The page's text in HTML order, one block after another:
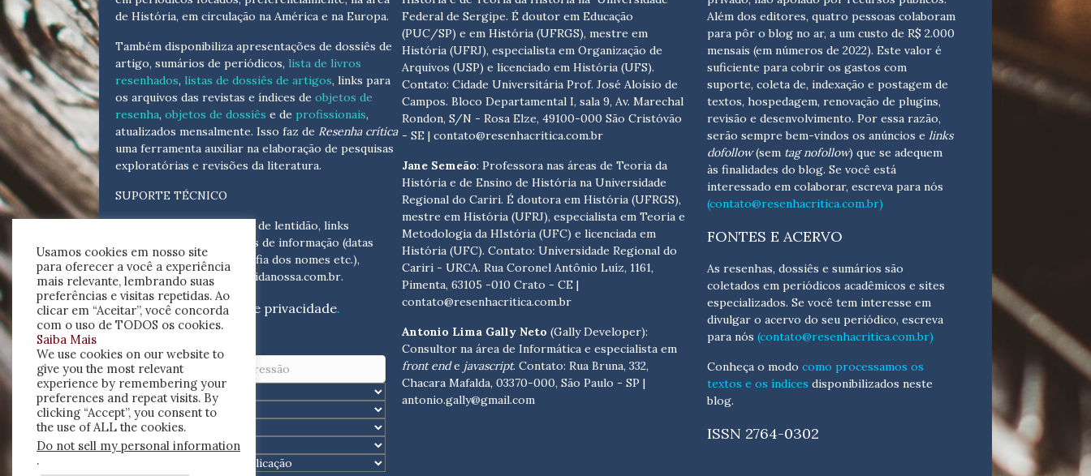
de História, em circulação na América e na Europa.
Também disponibiliza apresentações de dossiês de
artigo, sumários de periódicos, lista de livros
resenhados, listas de dossiês de artigos, links para
os arquivos das revistas e índices de objetos de
resenha, objetos de dossiês e de profissionais,
atualizados mensalmente. Isso faz de Resenha crítica
uma ferramenta auxiliar na elaboração de pesquisas
exploratórias e revisões da literatura.
SUPORTE TÉCNICO
Para eventuais problemas de lentidão, links
quebrados, senhas e erros de informação (datas
tópicas, cronológicas, grafia dos nomes etc.),
escreva para: helpdesk@vidanossa.com.br.
Leia a nossapolítica de privacidade.
Federal de Sergipe. É doutor em Educação
(PUC/SP) e em História (UFRGS), mestre em
História (UFRJ), especialista em Organização de
Arquivos (USP) e licenciado em História (UFS).
Contato:Cidade Universitária Prof. José Aloísio de
Campos. Bloco Departamental I, sala 9, Av. Marechal
Rondon, S/N - Rosa Elze, 49100-000 São Cristóvão
- SE| contato@resenhacritica.com.br
Jane Semeão: Professora nas áreas de Teoria da
História e de Ensino de História na Universidade
Regional do Cariri. É doutora em História (UFRGS),
mestre em História (UFRJ), especialista em Teoria e
Metodologia da HIstória (UFC) e licenciada em
História (UFC). Contato:Universidade Regional do
Cariri - URCA. Rua Coronel Antônio Luíz, 1161,
Pimenta, 63105 -010 Crato - CE|
contato@resenhacritica.com.br
Antonio Lima Gally Neto (Gally Developer):
front ende javascript. Contato: Rua Bruna, 332,
Chacara Mafalda, 03370-000, São Paulo - SP |
antonio.gally@gmail.com
Além dos editores, quatro pessoas colaboram
para pôr o blog no ar, a um custo de R$ 2.000
mensais (em números de 2022). Este valor é
suficiente para cobrir os gastos com
suporte, coleta de, indexação e postagem de
textos, hospedagem, renovação de plugins,
revisão e desenvolvimento. Por essa razão,
serão sempre bem-vindos os anúncios e links
dofollow(sem tag nofollow) que se adequem
às finalidades do blog. Se você está
interessado em colaborar, escreva para nós
(contato@resenhacritica.com.br)
FONTES E ACERVO
As resenhas, dossiês e sumários são
coletados em periódicos acadêmicos e sites
especializados. Se você tem interesse em
divulgar o acervo do seu periódico, escreva
para nós (contato@resenhacritica.com.br)
Conheça o modo como processamos os
textos e os índices disponibilizados neste
blog.
ISSN 2764-0302
Usamos cookies em nosso site
para oferecer a você a experiência
mais relevante, lembrando suas
preferências e visitas repetidas. Ao
clicar em “Aceitar”, você concorda
com o uso de TODOS os cookies.
Saiba Mais
We use cookies on our website to
give you the most relevant
experience by remembering your
preferences and repeat visits. By
clicking “Accept”, you consent to
the use of ALL the cookies.
Do not sell my personal information
.